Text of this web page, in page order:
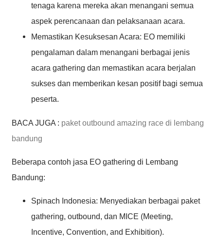
tenaga karena mereka akan menangani semua
aspek perencanaan dan pelaksanaan acara.
Memastikan Kesuksesan Acara: EO memiliki
pengalaman dalam menangani berbagai jenis
acara gathering dan memastikan acara berjalan
sukses dan memberikan kesan positif bagi semua
peserta.
BACA JUGA : paket outbound amazing race di lembang
bandung
Beberapa contoh jasa EO gathering di Lembang
Bandung:
Spinach Indonesia: Menyediakan berbagai paket
gathering, outbound, dan MICE (Meeting,
Incentive, Convention, and Exhibition).